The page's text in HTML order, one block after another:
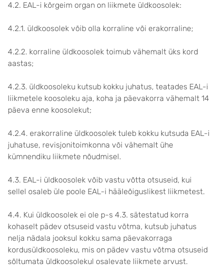
4.2. EAL-i kõrgeim organ on liikmete üldkoosolek:
4.2.1. üldkoosolek võib olla korraline või erakorraline;
4.2.2. korraline üldkoosolek toimub vähemalt üks kord
aastas;
4.2.3. üldkoosoleku kutsub kokku juhatus, teatades EAL-i
liikmetele koosoleku aja, koha ja päevakorra vähemalt 14
päeva enne koosolekut;
4.2.4. erakorraline üldkoosolek tuleb kokku kutsuda EAL-i
juhatuse, revisjonitoimkonna või vähemalt ühe
kümnendiku liikmete nõudmisel.
4.3. EAL-i üldkoosolek võib vastu võtta otsuseid, kui
sellel osaleb üle poole EAL-i hääleõiguslikest liikmetest.
4.4. Kui üldkoosolek ei ole p-s 4.3. sätestatud korra
kohaselt pädev otsuseid vastu võtma, kutsub juhatus
nelja nädala jooksul kokku sama päevakorraga
kordusüldkoosoleku, mis on pädev vastu võtma otsuseid
sõltumata üldkoosolekul osalevate liikmete arvust.